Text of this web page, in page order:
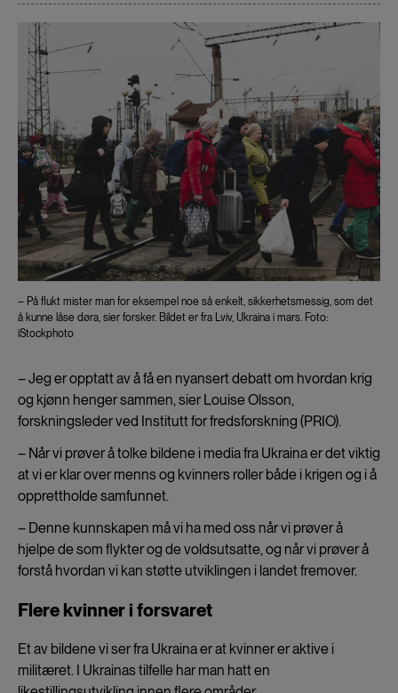
– På flukt mister man for eksempel noe så enkelt, sikkerhetsmessig, som det
å kunne låse døra, sier forsker. Bildet er fra Lviv, Ukraina i mars. Foto:
iStockphoto
– Jeg er opptatt av å få en nyansert debatt om hvordan krig
og kjønn henger sammen, sier Louise Olsson,
forskningsleder ved Institutt for fredsforskning (PRIO).
– Når vi prøver å tolke bildene i media fra Ukraina er det viktig
at vi er klar over menns og kvinners roller både i krigen og i å
opprettholde samfunnet.
– Denne kunnskapen må vi ha med oss når vi prøver å
hjelpe de som flykter og de voldsutsatte, og når vi prøver å
forstå hvordan vi kan støtte utviklingen i landet fremover.
Flere kvinner i forsvaret
Et av bildene vi ser fra Ukraina er at kvinner er aktive i
militæret. I Ukrainas tilfelle har man hatt en